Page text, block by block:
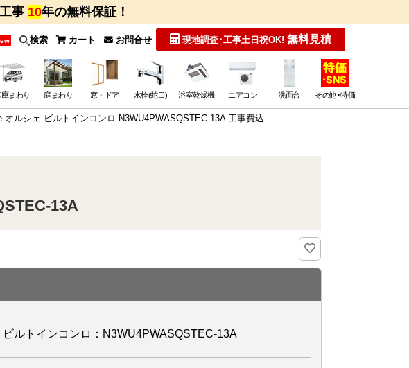
事 10年の無料保証！
検索 カート お問合せ 現地調査･工事土日祝OK! 無料見積
まわり 庭まわり 窓・ドア 水栓(蛇口) 浴室乾燥機 エアコン 洗面台 その他･特価
オルシェ ビルトインコンロ N3WU4PWASQSTEC-13A 工事費込
13A
ビルトインコンロ：N3WU4PWASQSTEC-13A